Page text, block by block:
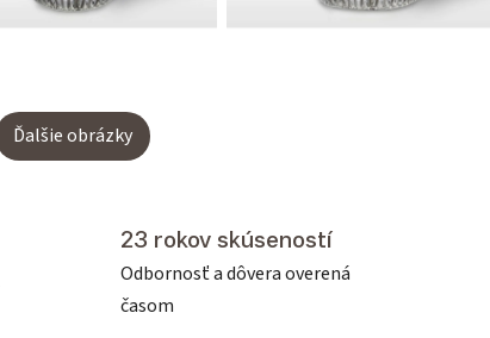
Ďalšie obrázky
23 rokov skúseností
Odbornosť a dôvera overená
časom